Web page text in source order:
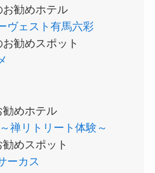
勧めホテル
ヴェスト有馬六彩
勧めスポット
めホテル
禅リトリート体験～
めスポット
ーカス